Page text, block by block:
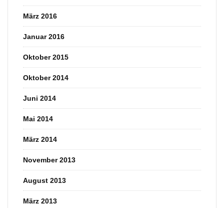
März 2016
Januar 2016
Oktober 2015
Oktober 2014
Juni 2014
Mai 2014
März 2014
November 2013
August 2013
März 2013